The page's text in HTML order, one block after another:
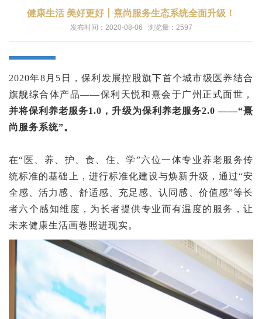
健康生活 美好更好丨熹尚服务生态系统全面升级！
发布时间：2020-08-06 浏览量：2597
2020年8月5日，保利发展控股旗下首个城市级医养结合
旗舰综合体产品——保利天悦和熹会于广州正式面世，
并将保利养老服务1.0，升级为保利养老服务2.0 ——“熹
尚服务系统”。
在“医、养、护、食、住、学”六位一体专业养老服务传
统标准的基础上，进行标准化建设与焕新升级，通过“安
全感、活力感、舒适感、充足感、认同感、价值感”等长
者六个感知维度，为长者提供专业而有温度的服务，让
未来健康生活画卷照进现实。